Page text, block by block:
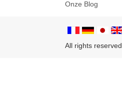
Onze Blog
All rights reserved.